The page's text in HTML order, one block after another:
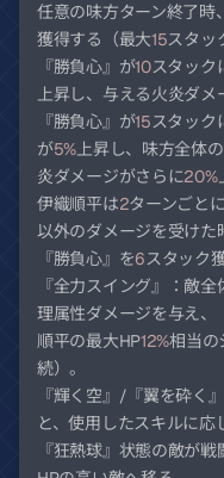
任意の味方ターン終了時
獲得する（最大15スタッ
『勝負心』が10スタック
上昇し、与える火炎ダメ
『勝負心』が15スタック
が5%上昇し、味方全体
炎ダメージがさらに20%
伊織順平は2ターンごとに
以外のダメージを受けた
『勝負心』を6スタック
『全力スイング』：敵
理属性ダメージを与え
順平の最大HP12%相当の
続）。
『輝く空』/『翼を砕く
と、使用したスキルに応
『狂熱球』状態の敵が